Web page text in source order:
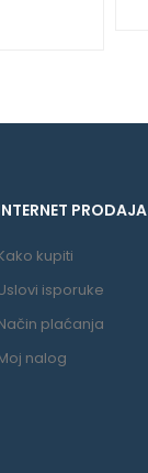
PRODAJA
kupiti
isporuke
plaćanja
nalog